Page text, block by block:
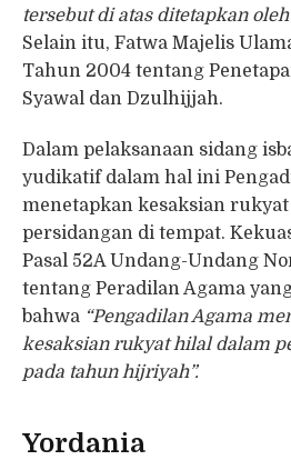
tersebut di atas ditetapkan
Selain itu, Fatwa Majelis
Tahun 2004 tentang
Syawal dan Dzulhijjah.
Dalam pelaksanaan sidang
yudikatif dalam hal ini
menetapkan kesaksian
persidangan di tempat.
Pasal 52A Undang-Undang
tentang Peradilan Agama
bahwa “Pengadilan Agama
kesaksian rukyat hilal dalam
pada tahun hijriyah”.
Yordania